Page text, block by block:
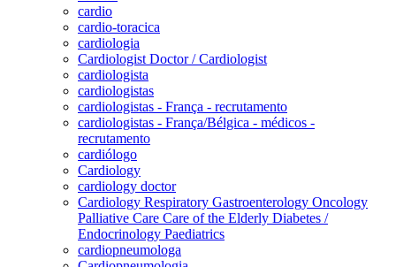
cardio
cardio-toracica
cardiologia
Cardiologist Doctor / Cardiologist
cardiologista
cardiologistas
cardiologistas - França - recrutamento
cardiologistas - França/Bélgica - médicos -
recrutamento
cardiólogo
Cardiology
cardiology doctor
Cardiology Respiratory Gastroenterology Oncology
Palliative Care Care of the Elderly Diabetes /
Endocrinology Paediatrics
cardiopneumologa